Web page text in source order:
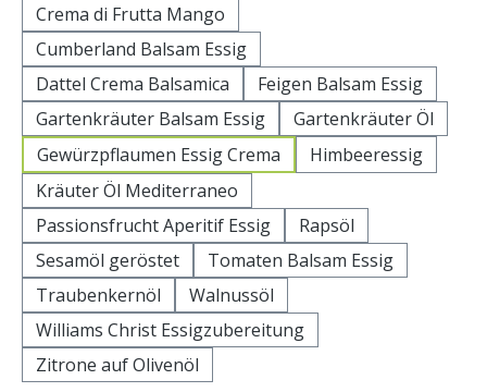
Crema di Frutta Mango
Cumberland Balsam Essig
Dattel Crema Balsamica
Feigen Balsam Essig
Gartenkräuter Balsam Essig
Gartenkräuter Öl
Gewürzpflaumen Essig Crema
Himbeeressig
Kräuter Öl Mediterraneo
Passionsfrucht Aperitif Essig
Rapsöl
Sesamöl geröstet
Tomaten Balsam Essig
Traubenkernöl
Walnussöl
Williams Christ Essigzubereitung
Zitrone auf Olivenöl